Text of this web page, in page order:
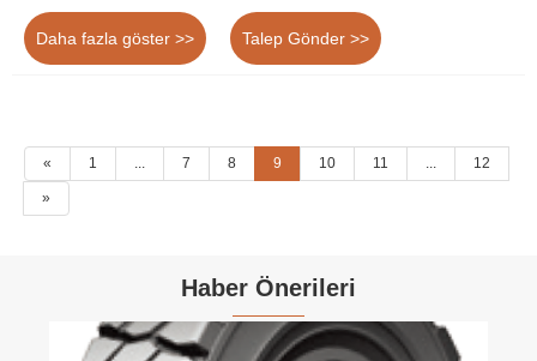
Daha fazla göster >> Talep Gönder >>
« 1 7 8 9 10 11 12
»
Haber Önerileri